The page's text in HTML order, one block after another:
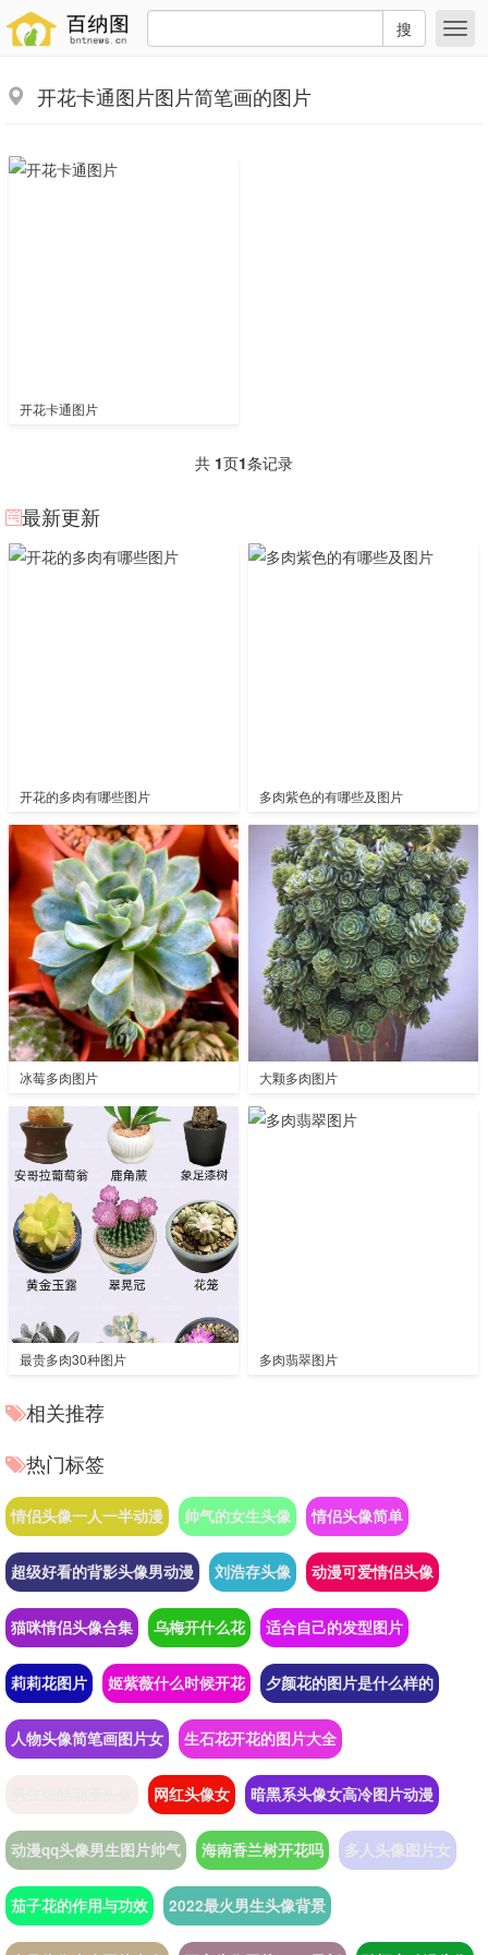
搜
开花卡通图片图片简笔画的图片
开花卡通图片
共 1页1条记录
最新更新
开花的多肉有哪些图片 多肉紫色的有哪些及图片
冰莓多肉图片 大颗多肉图片
最贵多肉30种图片 多肉翡翠图片
相关推荐
热门标签
情侣头像一人一半动漫 帅气的女生头像 情侣头像简单
超级好看的背影头像男动漫 刘浩存头像 动漫可爱情侣头像
猫咪情侣头像合集 乌梅开什么花 适合自己的发型图片
莉莉花图片 姬紫薇什么时候开花 夕颜花的图片是什么样的
人物头像简笔画图片女 生石花开花的图片大全
网红头像女 暗黑系头像女高冷图片动漫
动漫qq头像男生图片帅气 海南香兰树开花吗 多人头像图片女
茄子花的作用与功效 2022最火男生头像背景